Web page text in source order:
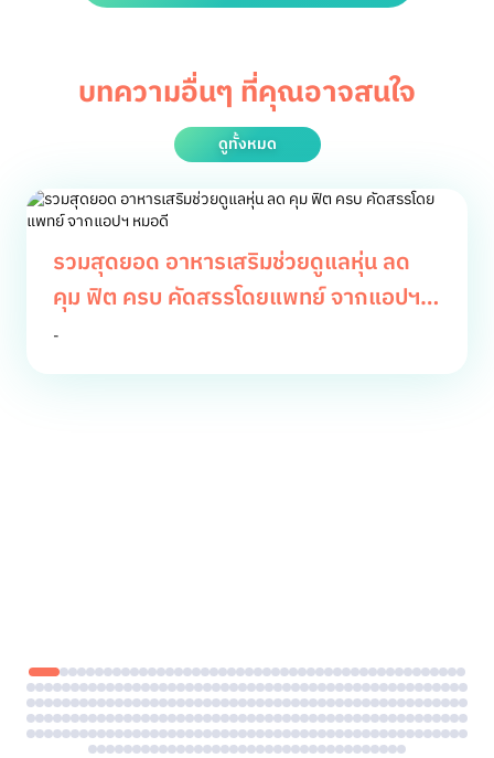
บทความอื่นๆ ที่คุณอาจสนใจ
ดูทั้งหมด
รวมสุดยอด อาหารเสริมช่วยดูแลหุ่น ลด
คุม ฟิต ครบ คัดสรรโดยแพทย์ จากแอปฯ
หมอดี
-